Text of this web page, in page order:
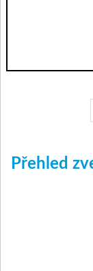
Přehled